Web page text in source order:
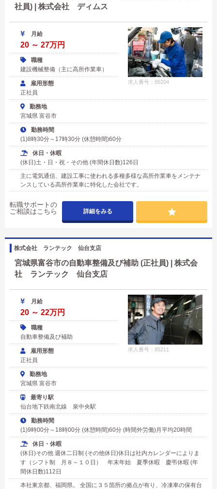
社員) | 株式会社 ディムス
求人番号：85204
月給
20 ～ 27万円
職種
建設機械整備（主に高所作業車）
雇用形態
正社員
勤務地
宮城県 富谷市
勤務時間
(1)8時30分～17時30分 (休憩時間)60分
休日・休暇
(休日)土・日・祝・その他 (年間休日数)126日
主に電気通信、建設工事に使われる多種多様な高所作業車をメンテナ
ンスしている高所作業車に特化した会社です。
転職サポートの
ご相談はこちら
詳細をみる
株式会社 ランテック 仙台支店
宮城県富谷市の自動車整備及び補助 (正社員) | 株式会
社 ランテック 仙台支店
求人番号：85211
月給
20 ～ 22万円
職種
自動車整備及び補助
雇用形態
正社員
勤務地
宮城県 富谷市
最寄り駅
仙台地下鉄南北線 泉中央駅
勤務時間
(1)9時00分～18時00分 (休憩時間)60分 (時間外労働)月平均20時間
休日・休暇
(休日)その他 週休二日制 (その他休日)休日は社内カレンダーによりま
す（シフト制 月８～１０日） 年末年始 夏季休暇 慶弔休暇 (年
間休日数)112日
本社東京都、福岡県。 全国に３５箇所の拠点が有り、冷凍車の保有台